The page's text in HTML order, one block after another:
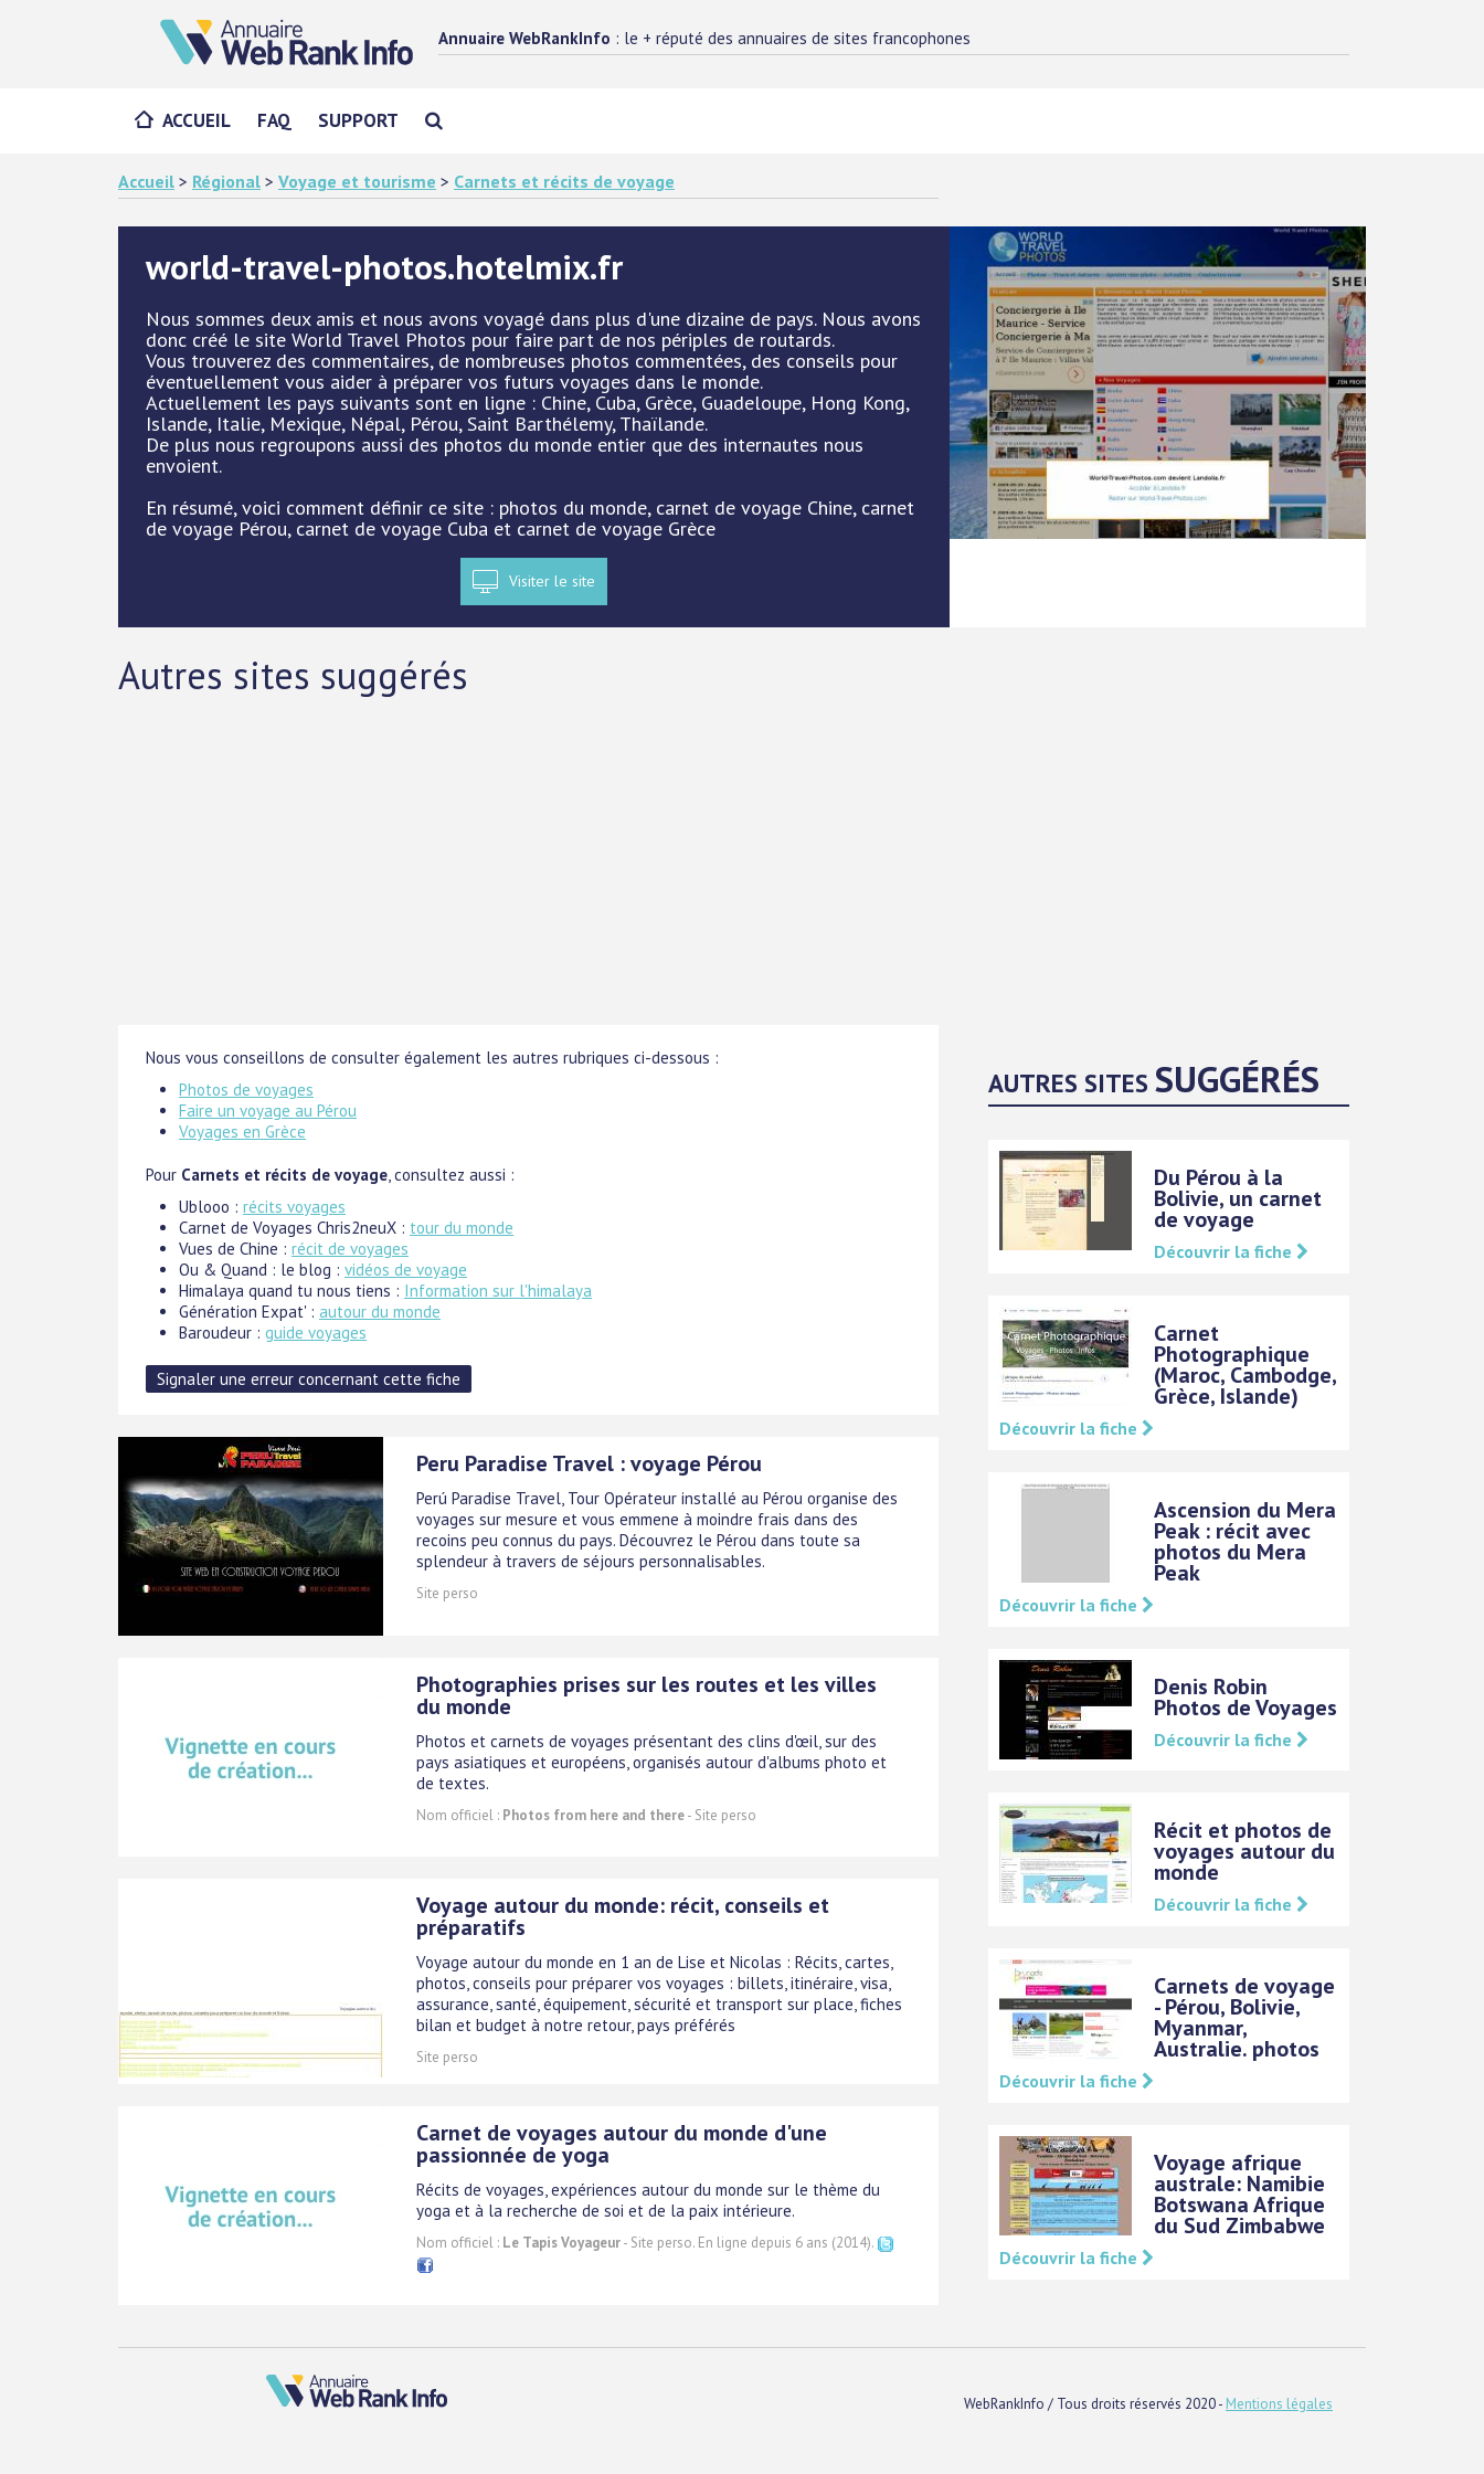
Annuaire WebRankInfo : le + réputé des annuaires de sites francophones
ACCUEIL FAQ SUPPORT
Accueil > Régional > Voyage et tourisme > Carnets et récits de voyage
world-travel-photos.hotelmix.fr
Nous sommes deux amis et nous avons voyagé dans plus d'une dizaine de pays. Nous avons
donc créé le site World Travel Photos pour faire part de nos périples de routards.
Vous trouverez des commentaires, de nombreuses photos commentées, des conseils pour
éventuellement vous aider à préparer vos futurs voyages dans le monde.
Actuellement les pays suivants sont en ligne : Chine, Cuba, Grèce, Guadeloupe, Hong Kong,
Islande, Italie, Mexique, Népal, Pérou, Saint Barthélemy, Thaïlande.
De plus nous regroupons aussi des photos du monde entier que des internautes nous
envoient.
En résumé, voici comment définir ce site : photos du monde, carnet de voyage Chine, carnet
de voyage Pérou, carnet de voyage Cuba et carnet de voyage Grèce
Visiter le site
Autres sites suggérés
Nous vous conseillons de consulter également les autres rubriques ci-dessous :
Photos de voyages
Faire un voyage au Pérou
Voyages en Grèce
Pour Carnets et récits de voyage , consultez aussi :
Ublooo : récits voyages
Carnet de Voyages Chris2neuX : tour du monde
Vues de Chine : récit de voyages
Ou & Quand : le blog : vidéos de voyage
Himalaya quand tu nous tiens : Information sur l'himalaya
Génération Expat' : autour du monde
Baroudeur : guide voyages
Peru Paradise Travel : voyage Pérou
Perú Paradise Travel, Tour Opérateur installé au Pérou organise des
voyages sur mesure et vous emmene à moindre frais dans des
recoins peu connus du pays. Découvrez le Pérou dans toute sa
splendeur à travers de séjours personnalisables.
Site perso
Photographies prises sur les routes et les villes
du monde
Photos et carnets de voyages présentant des clins d'œil, sur des
pays asiatiques et européens, organisés autour d'albums photo et
de textes.
Nom officiel : Photos from here and there- Site perso
Voyage autour du monde: récit, conseils et
préparatifs
Voyage autour du monde en 1 an de Lise et Nicolas : Récits, cartes,
photos, conseils pour préparer vos voyages : billets, itinéraire, visa,
assurance, santé, équipement, sécurité et transport sur place, fiches
bilan et budget à notre retour, pays préférés
Site perso
Carnet de voyages autour du monde d'une
passionnée de yoga
Récits de voyages, expériences autour du monde sur le thème du
yoga et à la recherche de soi et de la paix intérieure.
Nom officiel : Le Tapis Voyageur- Site perso. En ligne depuis 6 ans (2014).
AUTRES SITESSUGGÉRÉS
Du Pérou à la
Bolivie, un carnet
de voyage
Découvrir la fiche
Carnet
Photographique
(Maroc, Cambodge,
Grèce, Islande)
Découvrir la fiche
Ascension du Mera
Peak : récit avec
photos du Mera
Peak
Découvrir la fiche
Denis Robin
Photos de Voyages
Découvrir la fiche
Récit et photos de
voyages autour du
monde
Découvrir la fiche
Carnets de voyage
- Pérou, Bolivie,
Myanmar,
Australie. photos
Découvrir la fiche
Voyage afrique
australe: Namibie
Botswana Afrique
du Sud Zimbabwe
Découvrir la fiche
WebRankInfo / Tous droits réservés 2020 - Mentions légales